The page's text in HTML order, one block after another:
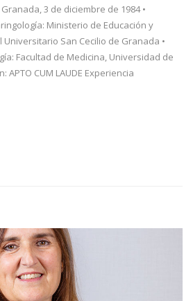
3 de diciembre de 1984 •
Ministerio de Educación y
Universitario San Cecilio de Granada •
Facultad de Medicina, Universidad de
APTO CUM LAUDE Experiencia